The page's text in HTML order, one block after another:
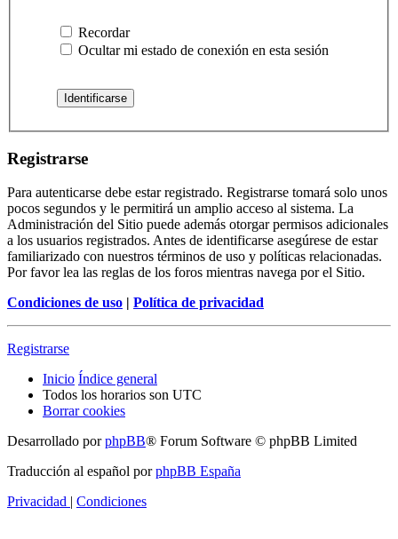
Recordar
Ocultar mi estado de conexión en esta sesión
Registrarse
Para autenticarse debe estar registrado. Registrarse tomará solo unos
pocos segundos y le permitirá un amplio acceso al sistema. La
Administración del Sitio puede además otorgar permisos adicionales
a los usuarios registrados. Antes de identificarse asegúrese de estar
familiarizado con nuestros términos de uso y políticas relacionadas.
Por favor lea las reglas de los foros mientras navega por el Sitio.
Condiciones de uso | Política de privacidad
Registrarse
Inicio Índice general
Todos los horarios son UTC
Borrar cookies
Desarrollado porphpBB® Forum Software © phpBB Limited
Traducción al español porphpBB España
Privacidad | Condiciones